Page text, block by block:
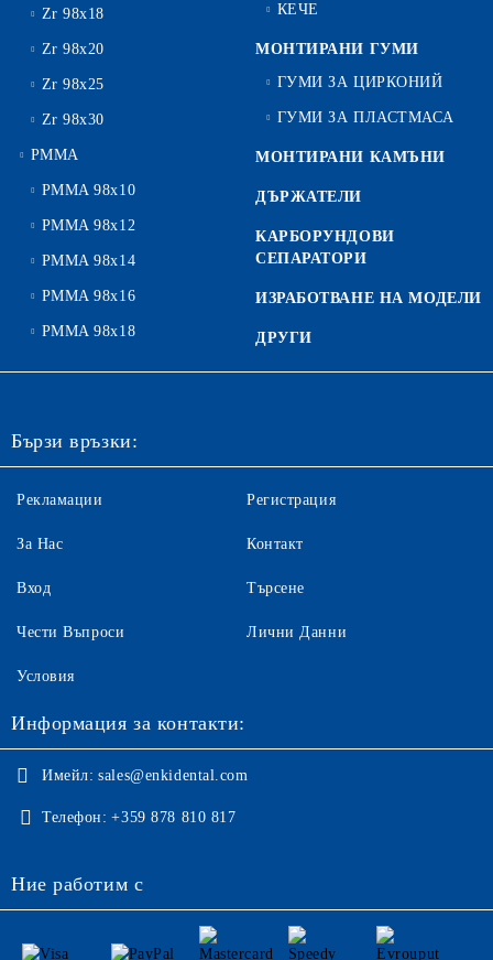
Zr 98x18
Zr 98x20
Zr 98x25
Zr 98x30
PMMA
PMMA 98x10
PMMA 98x12
PMMA 98x14
PMMA 98x16
PMMA 98x18
КЕЧЕ
МОНТИРАНИ ГУМИ
ГУМИ ЗА ЦИРКОНИЙ
ГУМИ ЗА ПЛАСТМАСА
МОНТИРАНИ КАМЪНИ
ДЪРЖАТЕЛИ
КАРБОРУНДОВИ
СЕПАРАТОРИ
ИЗРАБОТВАНЕ НА МОДЕЛИ
ДРУГИ
Бързи връзки:
Рекламации
За Нас
Вход
Чести Въпроси
Регистрация
Контакт
Търсене
Лични Данни
Условия
Информация за контакти:
Имейл: sales@enkidental.com
Телефон: +359 878 810 817
Ние работим с